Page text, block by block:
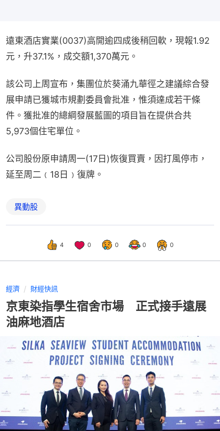
遠東酒店實業(0037)高開逾四成後稍回軟，現報1.92
元，升37.1%，成交額1,370萬元。
該公司上周宣布，集團位於葵涌九華徑之建議綜合發
展申請已獲城市規劃委員會批准，惟須達成若干條
件。獲批准的總綱發展藍圖的項目旨在提供合共
5,973個住宅單位。
公司股份原申請周一(17日)恢復買賣，因打風停市，
延至周二﹙18日﹚復牌。
異動股
4 0 0 0 0
經濟 財經快訊
京東染指學生宿舍市場 正式接手遠展
油麻地酒店